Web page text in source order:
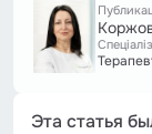
Эта статья